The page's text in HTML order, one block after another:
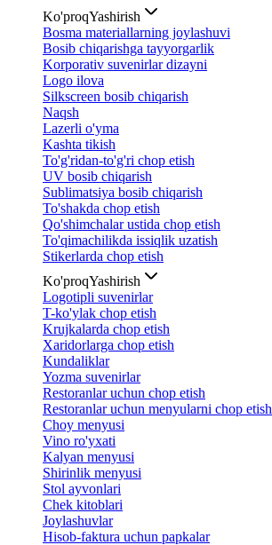
Ko'proqYashirish
Bosma materiallarning joylashuvi
Bosib chiqarishga tayyorgarlik
Korporativ suvenirlar dizayni
Logo ilova
Silkscreen bosib chiqarish
Naqsh
Lazerli o'yma
Kashta tikish
To'g'ridan-to'g'ri chop etish
UV bosib chiqarish
Sublimatsiya bosib chiqarish
To'shakda chop etish
Qo'shimchalar ustida chop etish
To'qimachilikda issiqlik uzatish
Stikerlarda chop etish
Ko'proqYashirish
Logotipli suvenirlar
T-ko'ylak chop etish
Krujkalarda chop etish
Xaridorlarga chop etish
Kundaliklar
Yozma suvenirlar
Restoranlar uchun chop etish
Restoranlar uchun menyularni chop etish
Choy menyusi
Vino ro'yxati
Kalyan menyusi
Shirinlik menyusi
Stol ayvonlari
Chek kitoblari
Joylashuvlar
Hisob-faktura uchun papkalar